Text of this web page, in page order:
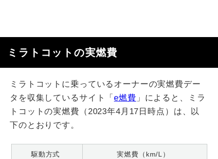
ミラトコットの実燃費
ミラトコットに乗っているオーナーの実燃費デー
タを収集しているサイト「e燃費 」によると、ミラ
トコットの実燃費（2023年4月17日時点）は、以
下のとおりです。
駆動方式 実燃費（km/L）